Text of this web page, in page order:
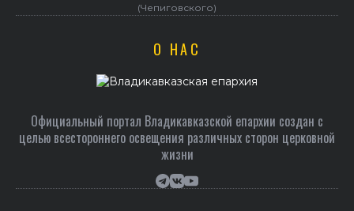
(Чепиговского)
О НАС
Официальный портал Владикавказской епархии создан c
целью всестороннего освещения различных сторон церковной
жизни